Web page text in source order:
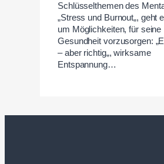
Schlüsselthemen des
„Stress und Burnout„, geht
um Möglichkeiten, für seine
Gesundheit vorzusorgen:
– aber richtig„, wirksame
Entspannung…